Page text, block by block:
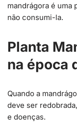
mandrágora é
não consumi-la.
Planta
na época
Quando a
deve ser
e doenças.